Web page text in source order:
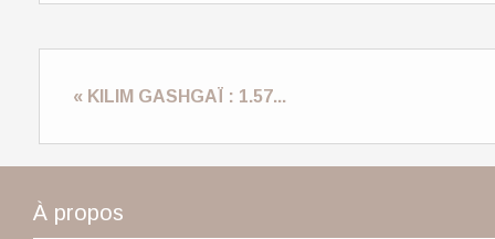
« KILIM GASHGAÏ : 1.57...
À propos